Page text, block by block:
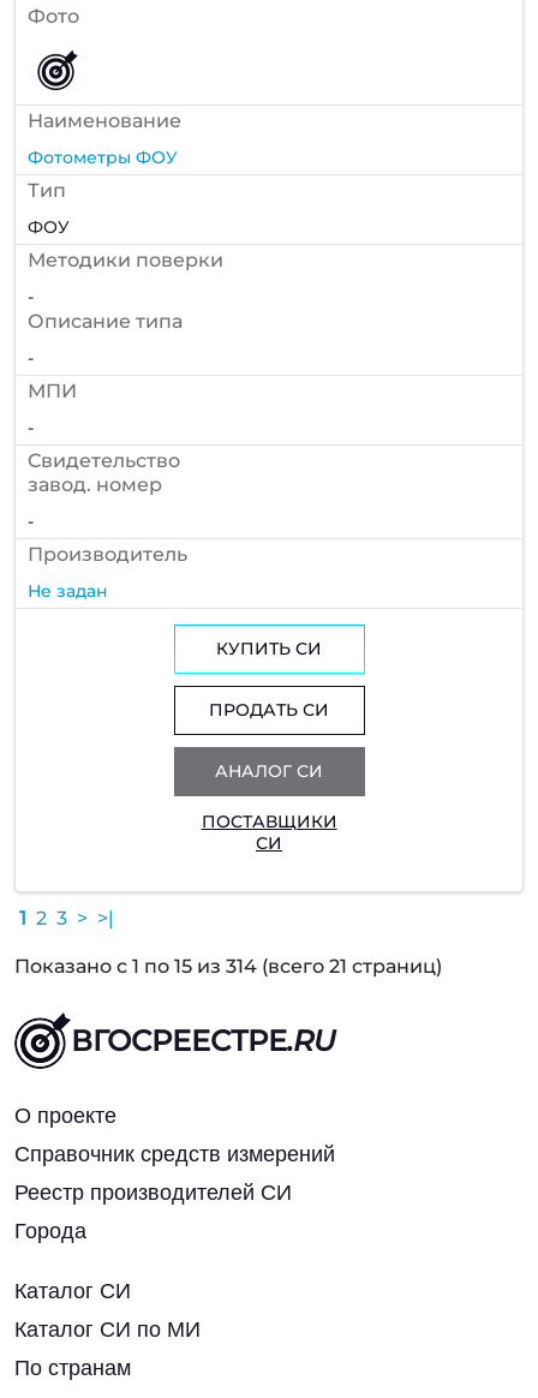
Фото
Наименование
Фотометры ФОУ
Тип
ФОУ
Методики поверки
-
Описание типа
-
МПИ
-
Cвидетельство
завод. номер
-
Производитель
Не задан
КУПИТЬ СИ
ПРОДАТЬ СИ
АНАЛОГ СИ
ПОСТАВЩИКИ
СИ
1 2 3 > >|
Показано с 1 по 15 из 314 (всего 21 страниц)
ВГОСРЕЕСТРЕ.RU
О проекте
Справочник средств измерений
Реестр производителей СИ
Города
Каталог СИ
Каталог СИ по МИ
По странам